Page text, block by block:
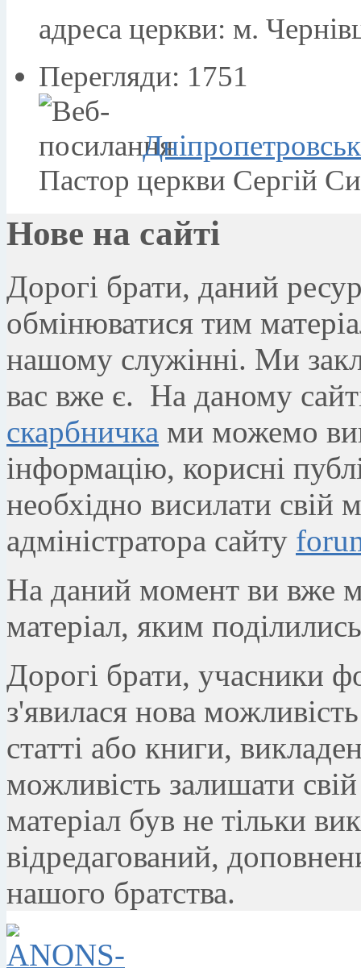
адреса церкви: м.
Перегляди: 1751
Пастор церкви Сергій
Нове на сайтi
Дорогі брати, даний
обмінюватися тим
нашому служінні. Ми
вас вже є. На даному
скарбничка ми можемо
інформацію, корисні
необхідно висилати свій
адміністратора сайту
На даний момент ви вже
матеріал, яким
Дорогі брати, учасники
з'явилася нова
статті або книги,
можливість залишати
матеріал був не тільки
відредагований,
нашого братства.